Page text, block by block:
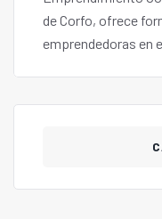
de Corfo, ofrece
emprendedoras en